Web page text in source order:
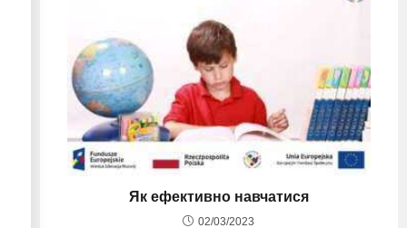
Як ефективно навчатися
02/03/2023